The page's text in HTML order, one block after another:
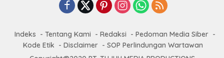
Indeks Tentang Kami Redaksi
Pedoman Media Siber
Kode Etik
Disclaimer
SOP Perlindungan Wartawan